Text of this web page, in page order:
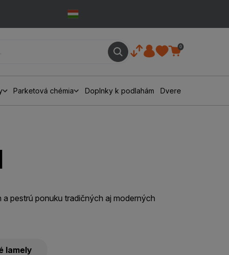
0
Parketová chémia Doplnky k podlahám Dvere
pestrú ponuku tradičných aj moderných
lamely